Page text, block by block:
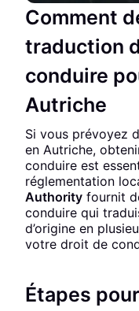
Comment
traduction
conduire
Autriche
Si vous prévoyez
en Autriche,
conduire est
réglementation
Authority fournit
conduire qui
d’origine en
votre droit de
Étapes